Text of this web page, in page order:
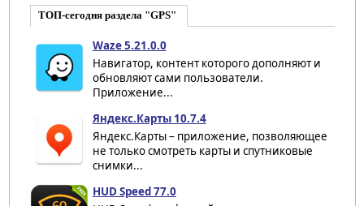
ТОП-сегодня раздела "GPS"
Waze 5.21.0.0
Навигатор, контент которого дополняют и
обновляют сами пользователи.
Приложение...
Яндекс.Карты 10.7.4
Яндекс.Карты – приложение, позволяющее
не только смотреть карты и спутниковые
снимки...
HUD Speed 77.0